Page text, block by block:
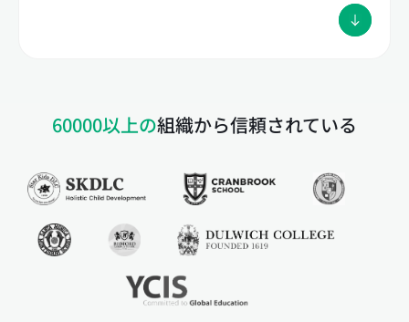
60000以上の組織から信頼されている